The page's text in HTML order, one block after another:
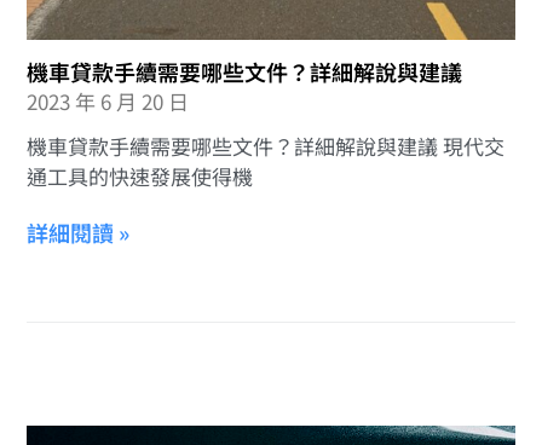
機車貸款手續需要哪些文件？詳細解說與建議
2023 年 6 月 20 日
機車貸款手續需要哪些文件？詳細解說與建議 現代交
通工具的快速發展使得機
詳細閱讀 »